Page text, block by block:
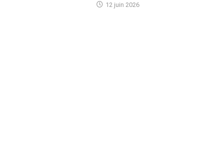
12 juin 2026